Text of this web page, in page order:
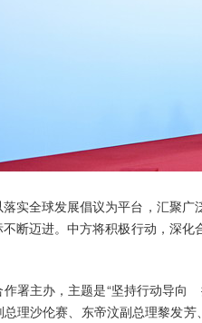
实全球发展倡议为平台，汇聚
断迈进。中方将积极行动，深
署主办，主题是“坚持行动导
理沙伦赛、东帝汶副总理黎发